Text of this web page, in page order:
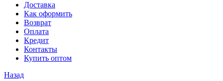
Доставка
Как оформить
Возврат
Оплата
Кредит
Контакты
Купить оптом
Назад